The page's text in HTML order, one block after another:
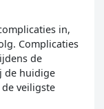
in,
Complicaties
de
de huidige
veiligste